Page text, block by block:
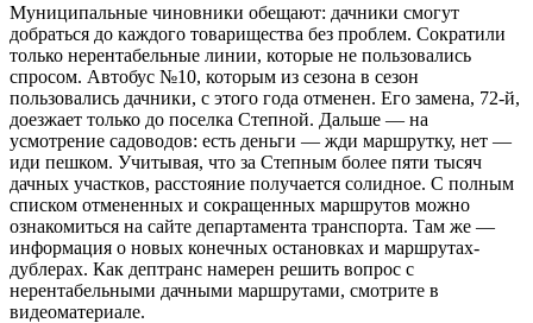
Муниципальные чиновники обещают: дачники смогут
добраться до каждого товарищества без проблем. Сократили
только нерентабельные линии, которые не пользовались
спросом. Автобус №10, которым из сезона в сезон
пользовались дачники, с этого года отменен. Его замена, 72-й,
доезжает только до поселка Степной. Дальше — на
усмотрение садоводов: есть деньги — жди маршрутку, нет —
иди пешком. Учитывая, что за Степным более пяти тысяч
дачных участков, расстояние получается солидное. С полным
списком отмененных и сокращенных маршрутов можно
ознакомиться на сайте департамента транспорта. Там же —
информация о новых конечных остановках и маршрутах-
дублерах. Как дептранс намерен решить вопрос с
нерентабельными дачными маршрутами, смотрите в
видеоматериале.